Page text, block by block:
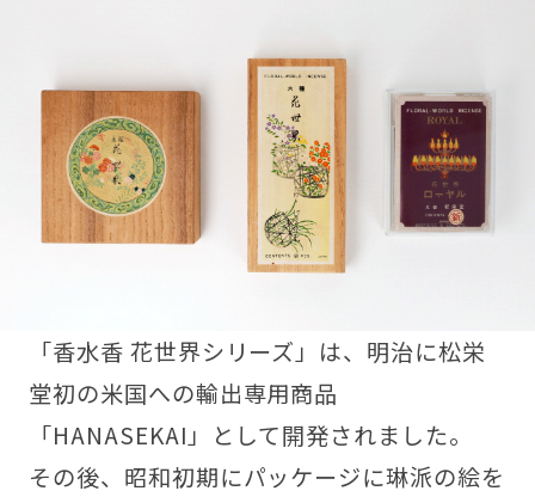
「香水香 花世界シリーズ」は、明治に松栄
堂初の米国への輸出専用商品
「HANASEKAI」として開発されました。
その後、昭和初期にパッケージに琳派の絵を